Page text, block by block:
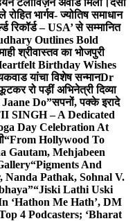
टेलीविज़न अवॉर्ड मिला।देसी
भार्गव- ज्योतिष समाधान
रिकॉर्ड – USA’ से सम्मानित
Outlines Bold
श्रीवास्तव का भोजपुरी
Birthday Wishes
यांचा विशेष सन्मानDr
रो पड़ीं अभिनेत्री दिव्या
Do”सपनों, पक्के इरादे
SINGH – A Dedicated
Day Celebration At
“From Hollywood To
Gautam, Mehjabeen
“Pigments And
Pathak, Sohnal V.
“Jiski Lathi Uski
‘Hathon Me Hath’, DM
4 Podcasters; ‘Bharat